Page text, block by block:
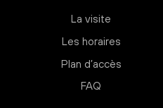
La visite
Les horaires
Plan d’accès
FAQ